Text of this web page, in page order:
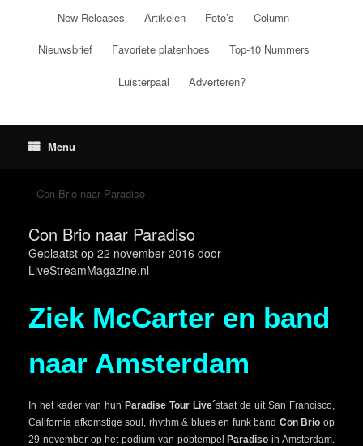
New Releases Artikelen Foto’s Column
Nieuwsbrief Favoriete platenhoes Top-10 Nummers
Luisterpaal Adverteren?
Menu
Con Brio naar Paradiso
Con Brio naar Paradiso
Geplaatst op 22 november 2016 door
LiveStreamMagazine.nl
Ziek McCarter en band
naar Amsterdam
In het kader van hun´Paradise Tour Live´staat de uit San Francisco,
California afkomstige soul, rhythm & blues en funk band Con Brio op
29 november op het podium van poptempelParadiso in Amsterdam.